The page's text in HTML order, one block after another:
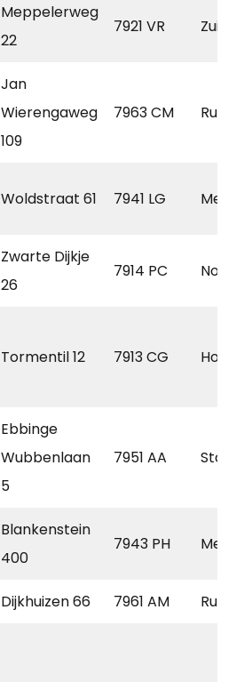
Meppelerweg
22
7921 VR
Jan
Wierengaweg
109
7963 CM
Woldstraat 61 7941 LG
Zwarte Dijkje
26
7914 PC
Tormentil 12 7913 CG
Ebbinge
Wubbenlaan
5
7951 AA
Blankenstein
400
7943 PH
Dijkhuizen 66 7961 AM